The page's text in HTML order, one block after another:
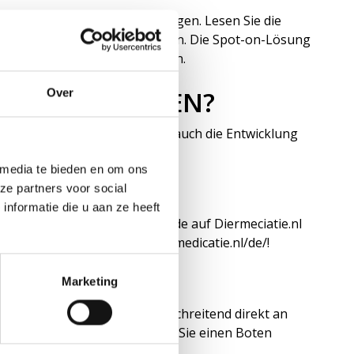
Over
te bieden en om ons
partners voor social
die u aan ze heeft
Marketing
finden Sie klare Anweisungen. Lesen Sie die
an Ihrem Hund anwenden. Die Spot-on-Lösung
einmal im Monat wiederholen.
3D BEI HUNDEN?
wirksam. Es verhindert auch die Entwicklung
3 Monate.
können Vectra 3D für Hunde auf Diermeciatie.nl
schnell und günstig bei Diermedicatie.nl/de/!
grenzüberschreitend direkt an
eine gute Lösung, in dem Sie einen Boten